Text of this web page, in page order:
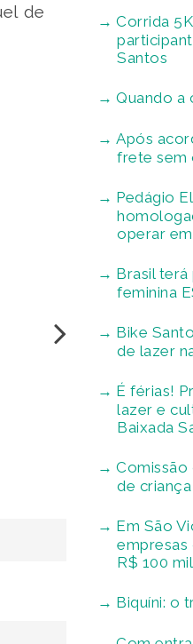
de
Corrida
Santos
Quando a
Após
frete sem
Pedágio
operar
Brasil
feminina
Bike
de lazer
É férias!
lazer e
Baixada
Comissão
de
Em São
R$ 100
Biquíni: o